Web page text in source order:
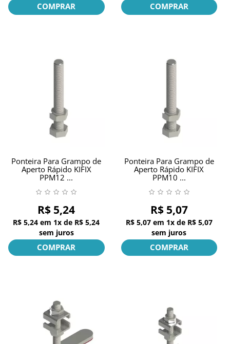
COMPRAR COMPRAR
Ponteira Para Grampo de
Aperto Rápido KIFIX
PPM12 ...
R$ 5,24
R$ 5,24 em 1x de R$ 5,24
sem juros
COMPRAR
Ponteira Para Grampo de
Aperto Rápido KIFIX
PPM10 ...
R$ 5,07
R$ 5,07 em 1x de R$ 5,07
sem juros
COMPRAR